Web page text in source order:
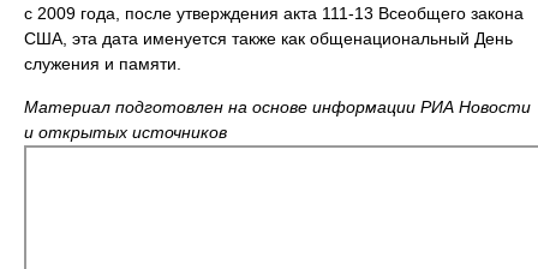
с 2009 года, после утверждения акта 111-13 Всеобщего закона
США, эта дата именуется также как общенациональный День
служения и памяти.
Материал подготовлен на основе информации РИА Новости
и открытых источников